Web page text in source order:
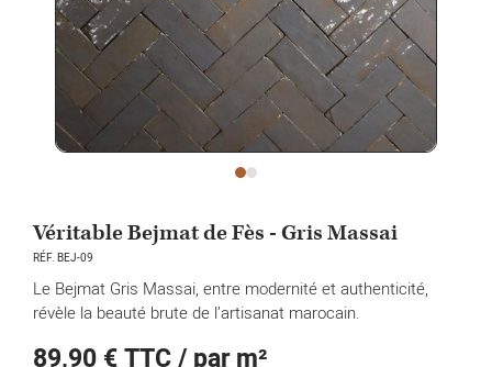
Véritable Bejmat de Fès - Gris Massai
RÉF. BEJ-09
Le Bejmat Gris Massai, entre modernité et authenticité,
révèle la beauté brute de l’artisanat marocain.
89,90 €TTC / par m²